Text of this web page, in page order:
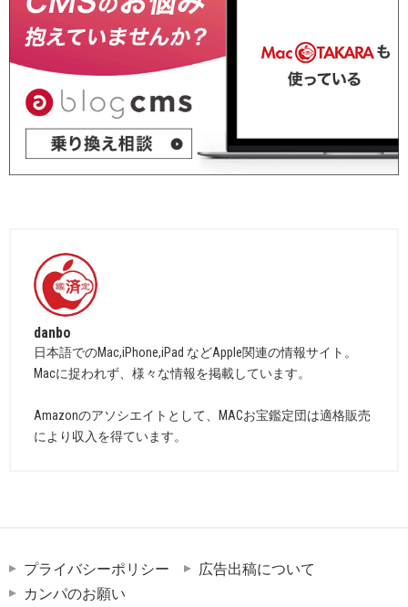
danbo
日本語でのMac,iPhone,iPad などApple関連の情報サイト。
Macに捉われず、様々な情報を掲載しています。
Amazonのアソシエイトとして、MACお宝鑑定団は適格販売
により収入を得ています。
プライバシーポリシー
広告出稿について
カンパのお願い